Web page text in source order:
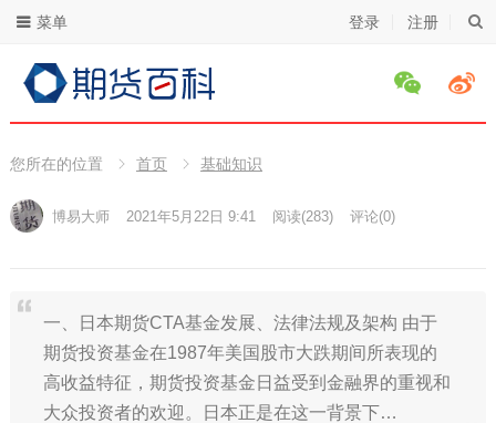
登录 注册
菜单
您所在的位置 首页 基础知识
博易大师 2021年5月22日 9:41 阅读(283) 评论(0)
一、日本期货CTA基金发展、法律法规及架构 由于
期货投资基金在1987年美国股市大跌期间所表现的
高收益特征，期货投资基金日益受到金融界的重视和
大众投资者的欢迎。日本正是在这一背景下…